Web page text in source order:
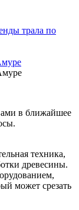
трала по
в ближайшее
техника,
древесины.
может срезать